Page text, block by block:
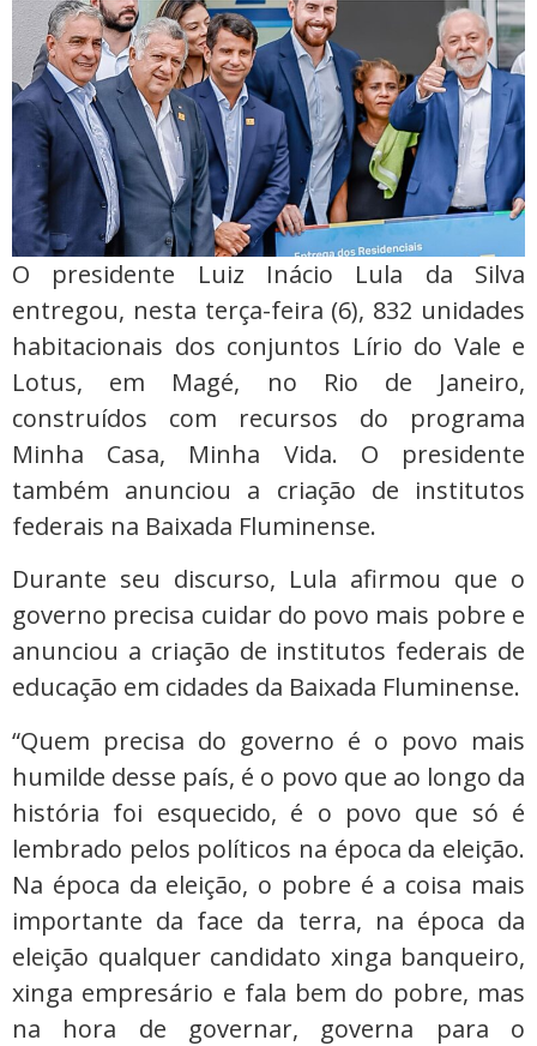
O presidente Luiz Inácio Lula da Silva
entregou, nesta terça-feira (6), 832 unidades
habitacionais dos conjuntos Lírio do Vale e
Lotus, em Magé, no Rio de Janeiro,
construídos com recursos do programa
Minha Casa, Minha Vida. O presidente
também anunciou a criação de institutos
federais na Baixada Fluminense.
Durante seu discurso, Lula afirmou que o
governo precisa cuidar do povo mais pobre e
anunciou a criação de institutos federais de
educação em cidades da Baixada Fluminense.
“Quem precisa do governo é o povo mais
humilde desse país, é o povo que ao longo da
história foi esquecido, é o povo que só é
lembrado pelos políticos na época da eleição.
Na época da eleição, o pobre é a coisa mais
importante da face da terra, na época da
eleição qualquer candidato xinga banqueiro,
xinga empresário e fala bem do pobre, mas
na hora de governar, governa para o